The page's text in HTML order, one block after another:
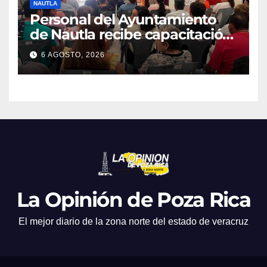
NAUTLA
Personal del Ayuntamiento
de Nautla recibe capacitación
en atención a emergencias
6 AGOSTO, 2026
La Opinión de Poza Rica
El mejor diario de la zona norte del estado de veracruz